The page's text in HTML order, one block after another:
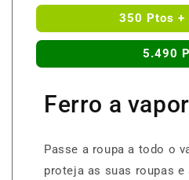
350 Ptos +
5.490
Ferro a
Passe a roupa a todo o
proteja as suas roupas e